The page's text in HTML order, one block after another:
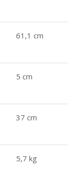
61,1 cm
5 cm
37 cm
5,7 kg